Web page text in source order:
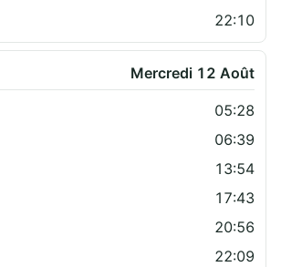
22:10
Mercredi 12 Août
05:28
06:39
13:54
17:43
20:56
22:09